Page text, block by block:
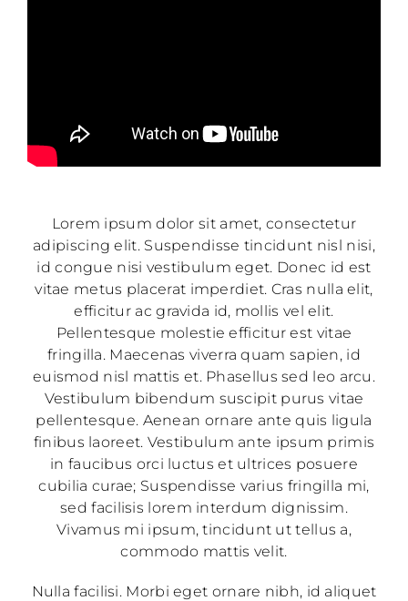
Lorem ipsum dolor sit amet, consectetur
adipiscing elit. Suspendisse tincidunt nisl nisi,
id congue nisi vestibulum eget. Donec id est
vitae metus placerat imperdiet. Cras nulla elit,
efficitur ac gravida id, mollis vel elit.
Pellentesque molestie efficitur est vitae
fringilla. Maecenas viverra quam sapien, id
euismod nisl mattis et. Phasellus sed leo arcu.
Vestibulum bibendum suscipit purus vitae
pellentesque. Aenean ornare ante quis ligula
finibus laoreet. Vestibulum ante ipsum primis
in faucibus orci luctus et ultrices posuere
cubilia curae; Suspendisse varius fringilla mi,
sed facilisis lorem interdum dignissim.
Vivamus mi ipsum, tincidunt ut tellus a,
commodo mattis velit.
Nulla facilisi. Morbi eget ornare nibh, id aliquet